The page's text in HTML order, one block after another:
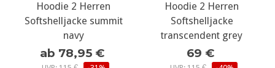
Hoodie 2 Herren
Softshelljacke summit
navy
ab 78,95 €
Hoodie 2 Herren
Softshelljacke
transcendent grey
69 €